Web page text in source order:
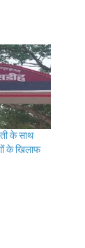
के साथ
के खिलाफ